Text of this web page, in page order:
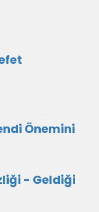
Önemini
- Geldiği